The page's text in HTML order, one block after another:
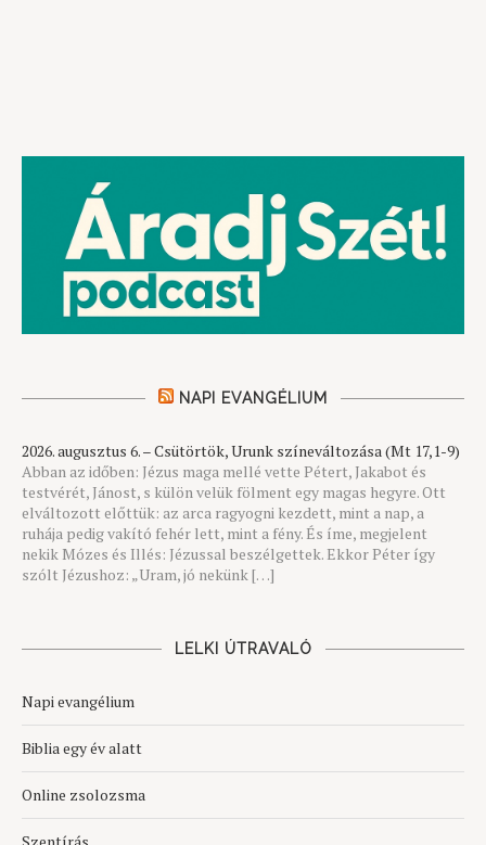
NAPI EVANGÉLIUM
2026. augusztus 6. – Csütörtök, Urunk színeváltozása (Mt 17,1-9)
Abban az időben: Jézus maga mellé vette Pétert, Jakabot és
testvérét, Jánost, s külön velük fölment egy magas hegyre. Ott
elváltozott előttük: az arca ragyogni kezdett, mint a nap, a
ruhája pedig vakító fehér lett, mint a fény. És íme, megjelent
nekik Mózes és Illés: Jézussal beszélgettek. Ekkor Péter így
szólt Jézushoz: „Uram, jó nekünk […]
LELKI ÚTRAVALÓ
Napi evangélium
Biblia egy év alatt
Online zsolozsma